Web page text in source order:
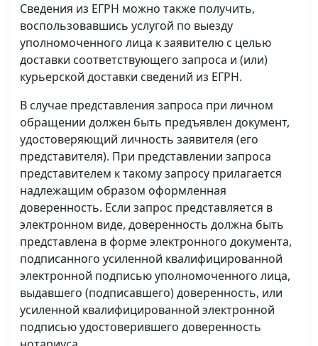
Сведения из ЕГРН можно также получить,
воспользовавшись услугой по выезду
уполномоченного лица к заявителю с целью
доставки соответствующего запроса и (или)
курьерской доставки сведений из ЕГРН.
В случае представления запроса при личном
обращении должен быть предъявлен документ,
удостоверяющий личность заявителя (его
представителя). При представлении запроса
представителем к такому запросу прилагается
надлежащим образом оформленная
доверенность. Если запрос представляется в
электронном виде, доверенность должна быть
представлена в форме электронного документа,
подписанного усиленной квалифицированной
электронной подписью уполномоченного лица,
выдавшего (подписавшего) доверенность, или
усиленной квалифицированной электронной
подписью удостоверившего доверенность